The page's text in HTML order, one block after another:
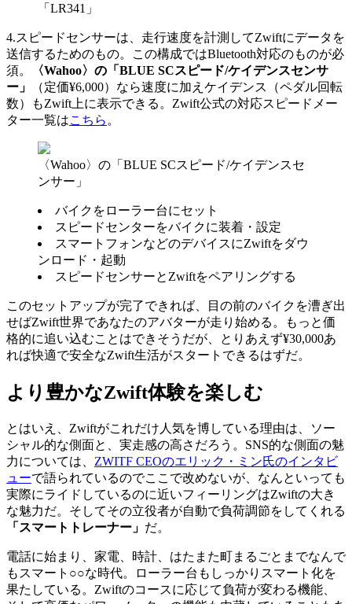
「LR341」
4.スピードセンサーは、走行速度を計測してZwiftにデータを
送信するためのもの。この構成ではBluetooth対応のものが必
須。
〈Wahoo〉の「BLUE SCスピード/ケイデンスセンサ
ー」
（定価¥6,000）なら速度に加えケイデンス（ペダル回転
数）もZwift上に表示できる。Zwift公式の対応スピードメー
ター一覧はこちら 。
〈Wahoo〉の「BLUE SCスピード/ケイデンスセ
ンサー」
バイクをローラー台にセット
スピードセンターをバイクに装着・設定
スマートフォンなどのデバイスにZwiftをダウ
ンロード・起動
スピードセンサーとZwiftをペアリングする
このセットアップが完了できれば、目の前のバイクを漕ぎ出
せばZwift世界であなたのアバターが走り始める。もっと価
格的に追い込むことはできそうだが、とりあえず¥30,000あ
れば快適で安全なZwift生活がスタートできるはずだ。
より豊かなZwift体験を楽しむ
とはいえ、Zwiftがこれだけ人気を博している理由は、ソー
シャル的な側面と、実走感の高さだろう。SNS的な側面の魅
力については、 ZWITF CEOのエリック・ミン氏のインタビ
ューで語られているのでここで改めないが、なんといっても
実際にライドしているのに近いフィーリングはZwiftの大き
な魅力だ。そしてその立役者が自動で負荷調節をしてくれる
「スマートトレーナー」 だ。
電話に始まり、家電、時計、はたまた町まるごとまでなんで
もスマート○○な時代。ローラー台もしっかりスマート化を
果たしている。Zwiftのコースに応じて負荷が変わる機能、